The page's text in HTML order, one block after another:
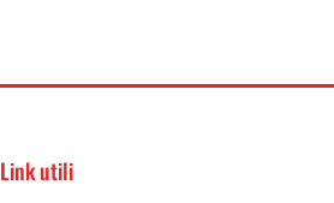
Link utili